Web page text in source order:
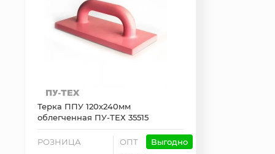
Терка ППУ 120х240мм
облегченная ПУ-ТЕХ 35515
РОЗНИЦА ОПТ Выгодно